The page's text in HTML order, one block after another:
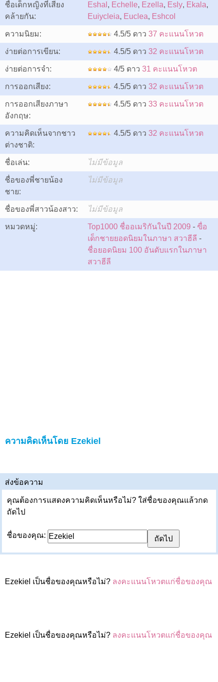
ชื่อเด็กหญิงที่เสียง
คล้ายกัน:
Eshal , Echelle, Ezella, Esly, Ekala,
Euiycleia, Euclea, Eshcol
ความนิยม: 4.5/5 ดาว 37 คะแนนโหวต
ง่ายต่อการเขียน: 4.5/5 ดาว 32 คะแนนโหวต
ง่ายต่อการจำ: 4/5 ดาว 31 คะแนนโหวต
การออกเสียง: 4.5/5 ดาว 32 คะแนนโหวต
การออกเสียงภาษา
อังกฤษ:
4.5/5 ดาว 33 คะแนนโหวต
ความคิดเห็นจากชาว
ต่างชาติ:
4.5/5 ดาว 32 คะแนนโหวต
ชื่อเล่น: ไม่มีข้อมูล
ชื่อของพี่ชายน้อง
ชาย:
ไม่มีข้อมูล
ชื่อของพี่สาวน้องสาว: ไม่มีข้อมูล
หมวดหมู่: Top1000 ชื่ออเมริกันในปี 2009 - ฃื่อ
เด็กชายยอดนิยมในภาษา สวาฮีลี -
ชื่อยอดนิยม 100 อันดับแรกในภาษา
สวาฮีลี
ความคิดเห็นโดย Ezekiel
ส่งข้อความ
คุณต้องการแสดงความคิดเห็นหรือไม่? ใส่ชื่อของคุณแล้วกด
ถัดไป
ชื่อของคุณ:
Ezekiel เป็นชื่อของคุณหรือไม่? ลงคะแนนโหวตแก่ชื่อของคุณ
Ezekiel เป็นชื่อของคุณหรือไม่? ลงคะแนนโหวตแก่ชื่อของคุณ